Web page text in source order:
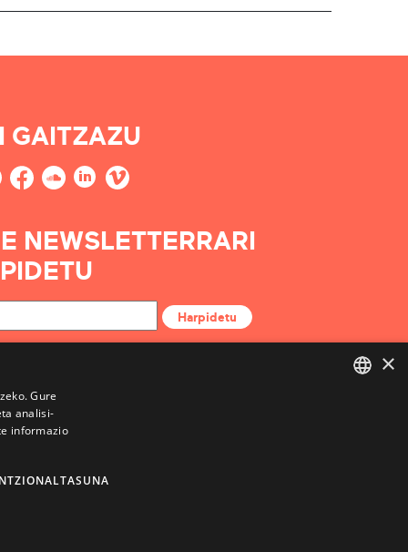
GAITZAZU
NEWSLETTERRARI
Harpidetu
×
Gure
analisi-
informazio